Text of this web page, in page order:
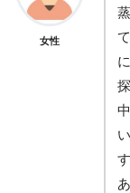
女性
す